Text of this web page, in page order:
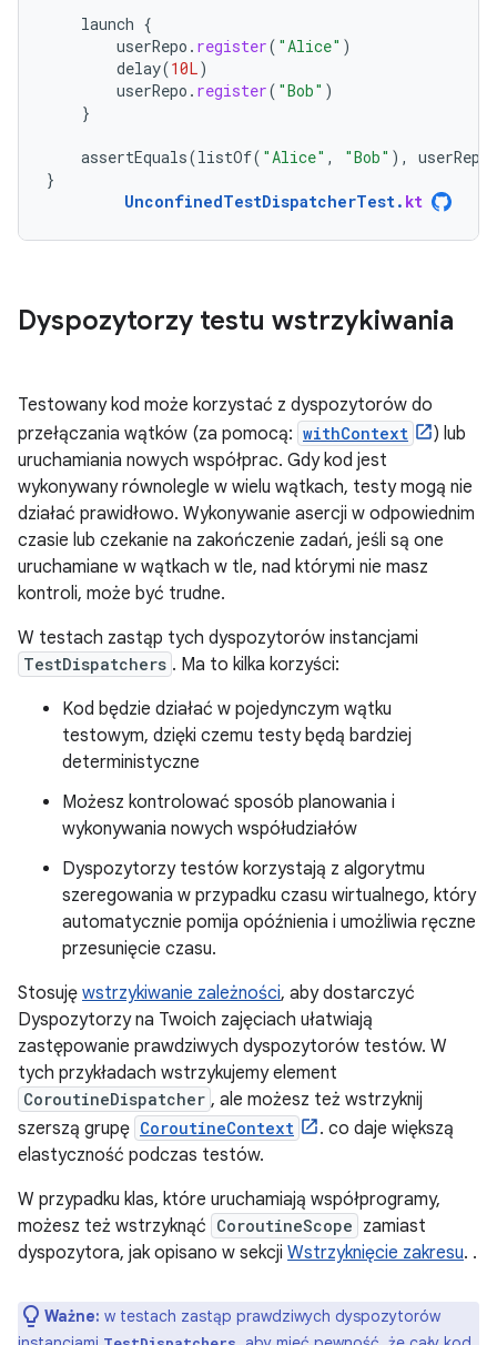
launch {
userRepo . register( "Alice" )
delay(10L)
userRepo . register( "Bob" )
}
assertEquals(listOf( "Alice" , "Bob" ), userRepo
}
UnconfinedTestDispatcherTest. kt
Dyspozytorzy testu wstrzykiwania
Testowany kod może korzystać z dyspozytorów do
przełączania wątków (za pomocą: withContext
) lub
uruchamiania nowych współprac. Gdy kod jest
wykonywany równolegle w wielu wątkach, testy mogą nie
działać prawidłowo. Wykonywanie asercji w odpowiednim
czasie lub czekanie na zakończenie zadań, jeśli są one
uruchamiane w wątkach w tle, nad którymi nie masz
kontroli, może być trudne.
W testach zastąp tych dyspozytorów instancjami
TestDispatchers . Ma to kilka korzyści:
Kod będzie działać w pojedynczym wątku
testowym, dzięki czemu testy będą bardziej
deterministyczne
Możesz kontrolować sposób planowania i
wykonywania nowych współudziałów
Dyspozytorzy testów korzystają z algorytmu
szeregowania w przypadku czasu wirtualnego, który
automatycznie pomija opóźnienia i umożliwia ręczne
przesunięcie czasu.
Stosuję wstrzykiwanie zależności, aby dostarczyć
Dyspozytorzy na Twoich zajęciach ułatwiają
zastępowanie prawdziwych dyspozytorów testów. W
tych przykładach wstrzykujemy element
CoroutineDispatcher , ale możesz też wstrzyknij
szerszą grupę CoroutineContext
. co daje większą
elastyczność podczas testów.
W przypadku klas, które uruchamiają współprogramy,
możesz też wstrzyknąć CoroutineScope zamiast
dyspozytora, jak opisano w sekcji Wstrzyknięcie zakresu. .
Ważne: w testach zastąp prawdziwych dyspozytorów